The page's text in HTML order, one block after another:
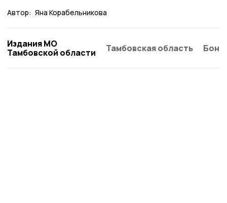
Автор: Яна Корабельникова
Издания МО
Тамбовской области
Тамбовская область